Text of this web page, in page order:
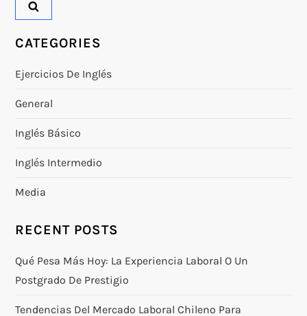
CATEGORIES
Ejercicios De Inglés
General
Inglés Básico
Inglés Intermedio
Media
RECENT POSTS
Qué Pesa Más Hoy: La Experiencia Laboral O Un
Postgrado De Prestigio
Tendencias Del Mercado Laboral Chileno Para